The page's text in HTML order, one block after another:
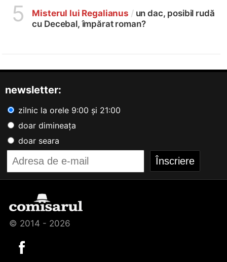
5 Misterul lui Regalianus /un dac, posibil rudă
cu Decebal, împărat roman?
newsletter:
zilnic la orele 9:00 și 21:00
doar dimineața
doar seara
© 2014 - 2026